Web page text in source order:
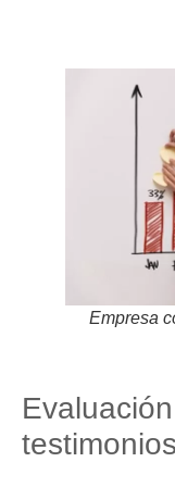
Empresa
testimonios